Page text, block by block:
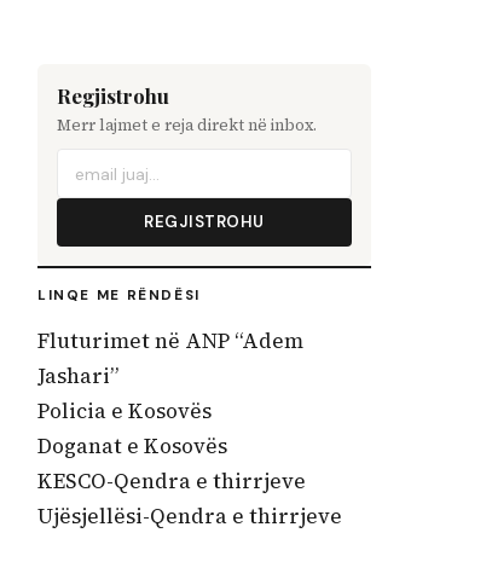
Regjistrohu
Merr lajmet e reja direkt në inbox.
REGJISTROHU
LINQE ME RËNDËSI
Fluturimet në ANP “Adem
Jashari”
Policia e Kosovës
Doganat e Kosovës
KESCO-Qendra e thirrjeve
Ujësjellësi-Qendra e thirrjeve